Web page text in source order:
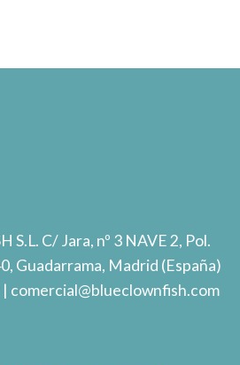
S.L. C/ Jara, nº 3 NAVE 2, Pol.
Guadarrama, Madrid (España)
| comercial@blueclownfish.com